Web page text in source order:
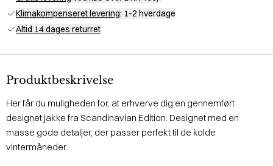
Klimakompenseret levering: 1-2 hverdage
Altid 14 dages returret
Produktbeskrivelse
Her får du muligheden for, at erhverve dig en gennemført
designet jakke fra Scandinavian Edition. Designet med en
masse gode detaljer, der passer perfekt til de kolde
vintermåneder.